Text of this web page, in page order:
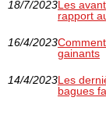
18/7/2023Les
rapport
16/4/2023
gainants
14/4/2023Les
bagues